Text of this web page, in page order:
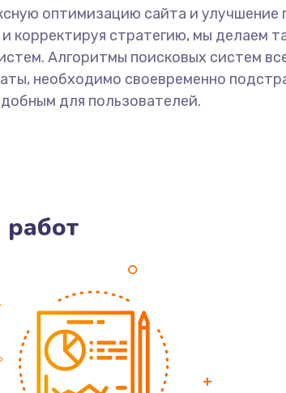
оптимизацию сайта и улучшение
корректируя стратегию, мы делаем
Алгоритмы поисковых систем
необходимо своевременно
для пользователей.